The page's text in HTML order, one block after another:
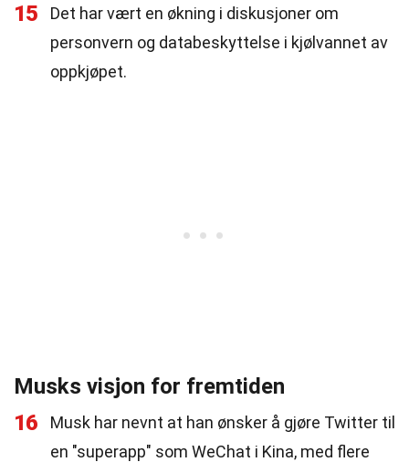
15
Det har vært en økning i diskusjoner om
personvern og databeskyttelse i kjølvannet av
oppkjøpet.
Musks visjon for fremtiden
16
Musk har nevnt at han ønsker å gjøre Twitter til
en "superapp" som WeChat i Kina, med flere